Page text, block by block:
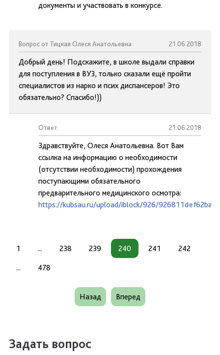
документы и участвовать в конкурсе.
Вопрос от Тицкая Олеся Анатольевна 21.06.2018
Добрый день! Подскажите, в школе выдали справки
для поступления в ВУЗ, только сказали ещё пройти
специалистов из нарко и псих диспансеров! Это
обязательно? Спасибо!))
Ответ: 21.06.2018
Здравствуйте, Олеся Анатольевна. Вот Вам
ссылка на информацию о необходимости
(отсутствии необходимости) прохождения
поступающими обязательного
предварительного медицинского осмотра:
https://kubsau.ru/upload/iblock/926/
1 ... 238 239 240 241 242
... 478
Назад Вперед
Задать вопрос